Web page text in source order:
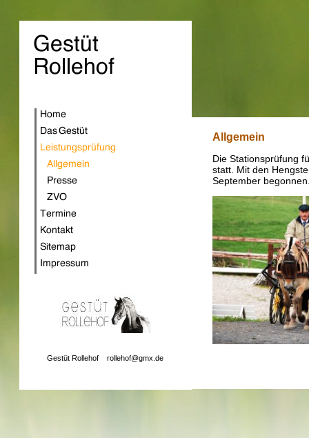
Gestüt Rollehof rollehof@gmx.de
Allgemein
Die Stationsprüfung
statt. Mit den
September